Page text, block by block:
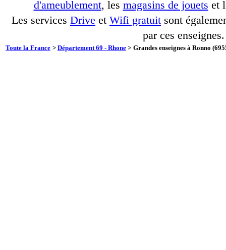
d'ameublement, les magasins de jouets et
Les services Drive et Wifi gratuit sont
par ces enseignes.
Toute la France > Département 69 - Rhone > Grandes enseignes à Ronno